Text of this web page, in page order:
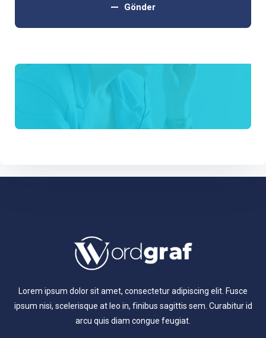
Gönder
Lorem ipsum dolor sit amet, consectetur adipiscing elit. Fusce
ipsum nisi, scelerisque at leo in, finibus sagittis sem. Curabitur id
arcu quis diam congue feugiat.